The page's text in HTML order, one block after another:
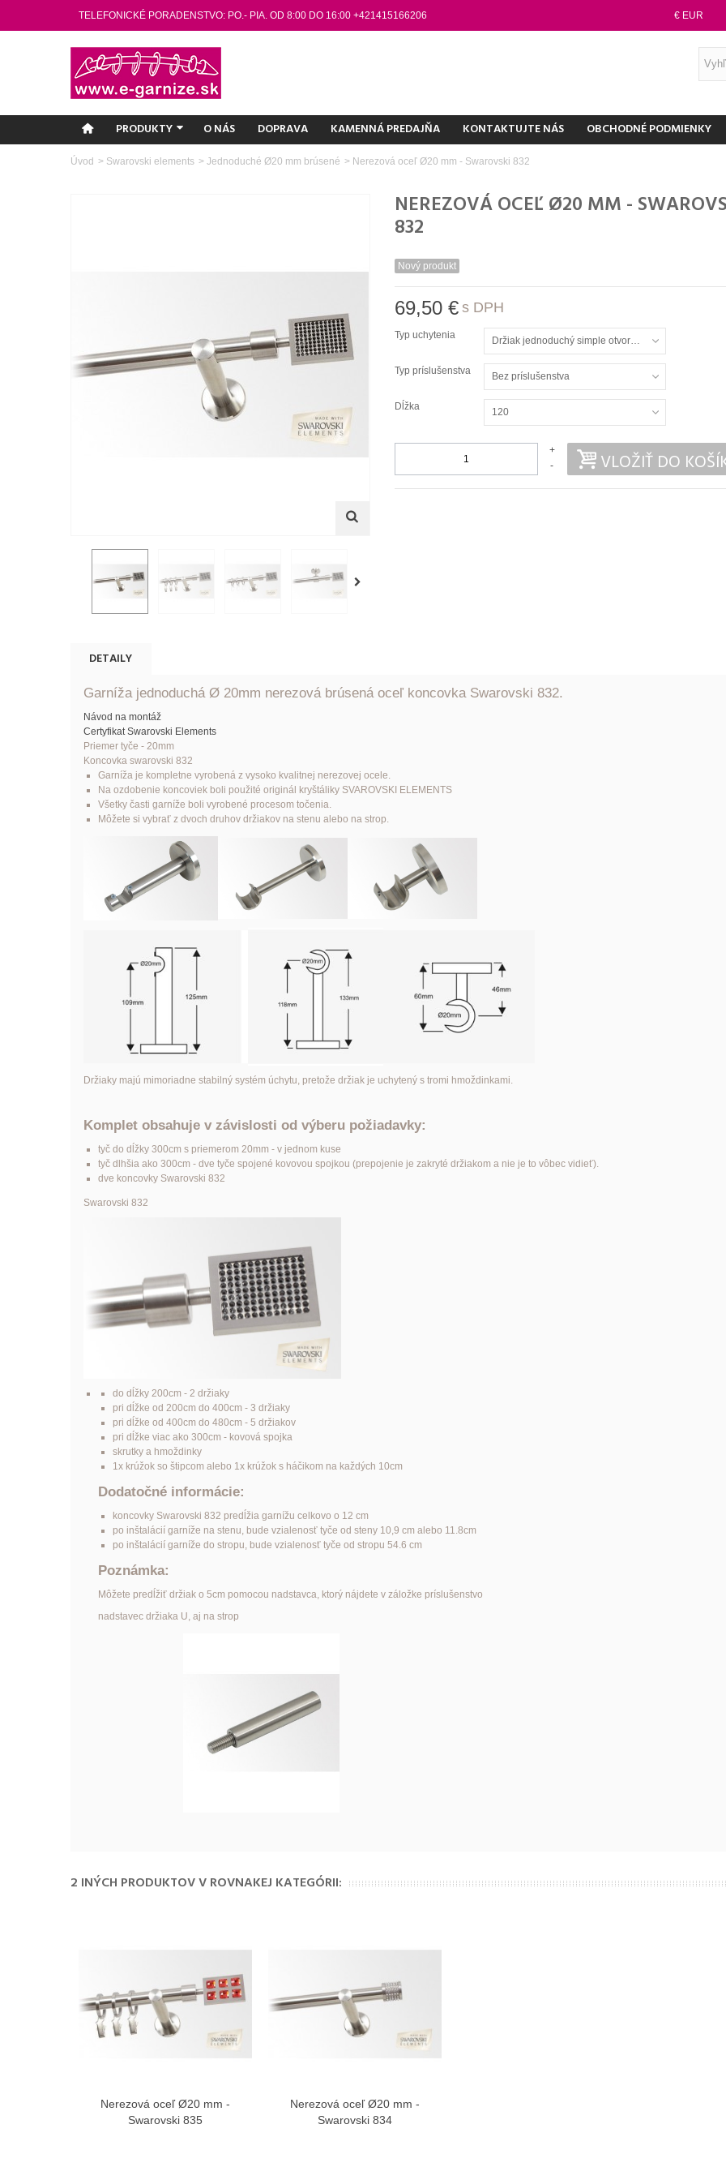
TELEFONICKÉ PORADENSTVO: PO.- PIA. OD 8:00 DO 16:00 +421415166206 € EUR
PRODUKTY O NÁS DOPRAVA KAMENNÁ PREDAJŇA KONTAKTUJTE NÁS OBCHODNÉ PODMIENKY
Úvod > Swarovski elements > Jednoduché Ø20 mm brúsené > Nerezová oceľ Ø20 mm - Swarovski 832
NEREZOVÁ OCEĽ Ø20 MM -
832
Nový produkt
69,50 € s DPH
Typ uchytenia Držiak jednoduchý simple otvorený
Typ príslušenstva Bez príslušenstva
Dĺžka 120
-
+ VLOŽIŤ DO
DETAILY
Garníža jednoduchá Ø 20mm nerezová brúsená oceľ koncovka Swarovski 832.
Návod na montáž
Certyfikat Swarovski Elements
Priemer tyče - 20mm
Koncovka swarovski 832
Garníža je kompletne vyrobená z vysoko kvalitnej nerezovej ocele.
Na ozdobenie koncoviek boli použité originál kryštáliky SVAROVSKI ELEMENTS
Všetky časti garníže boli vyrobené procesom točenia.
Môžete si vybrať z dvoch druhov držiakov na stenu alebo na strop.
Držiaky majú mimoriadne stabilný systém úchytu, pretože držiak je uchytený s tromi hmoždinkami.
Komplet obsahuje v závislosti od výberu požiadavky:
tyč do dĺžky 300cm s priemerom 20mm - v jednom kuse
tyč dlhšia ako 300cm - dve tyče spojené kovovou spojkou (prepojenie je zakryté držiakom a nie je to vôbec vidieť).
dve koncovky Swarovski 832
Swarovski 832
do dĺžky 200cm - 2 držiaky
pri dĺžke od 200cm do 400cm - 3 držiaky
pri dĺžke od 400cm do 480cm - 5 držiakov
pri dĺžke viac ako 300cm - kovová spojka
skrutky a hmoždinky
1x krúžok so štipcom alebo 1x krúžok s háčikom na každých 10cm
Dodatočné informácie:
koncovky Swarovski 832 predĺžia garnížu celkovo o 12 cm
po inštalácií garníže na stenu, bude vzialenosť tyče od steny 10,9 cm alebo 11.8cm
po inštalácií garníže do stropu, bude vzialenosť tyče od stropu 54.6 cm
Poznámka:
Môžete predĺžiť držiak o 5cm pomocou nadstavca, ktorý nájdete v záložke príslušenstvo
nadstavec držiaka U, aj na strop
2 INÝCH PRODUKTOV V ROVNAKEJ KATEGÓRII:
Zobraziť viac
Nerezová oceľ Ø20 mm -
Swarovski 835
Zobraziť viac
Nerezová oceľ Ø20 mm -
Swarovski 834